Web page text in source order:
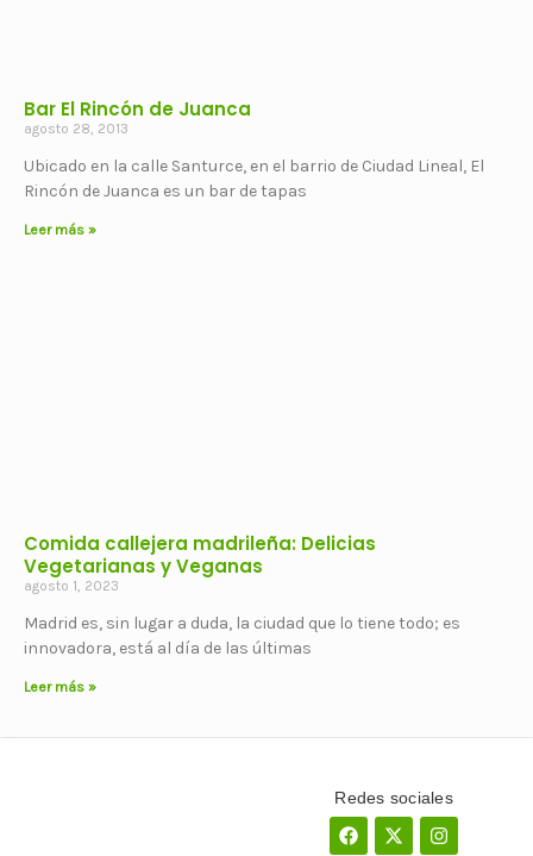
Bar El Rincón de Juanca
agosto 28, 2013
Ubicado en la calle Santurce, en el barrio de Ciudad Lineal, El
Rincón de Juanca es un bar de tapas
Leer más »
Comida callejera madrileña: Delicias
Vegetarianas y Veganas
agosto 1, 2023
Madrid es, sin lugar a duda, la ciudad que lo tiene todo; es
innovadora, está al día de las últimas
Leer más »
Redes sociales
Facebook
X-
twitter
Instagram